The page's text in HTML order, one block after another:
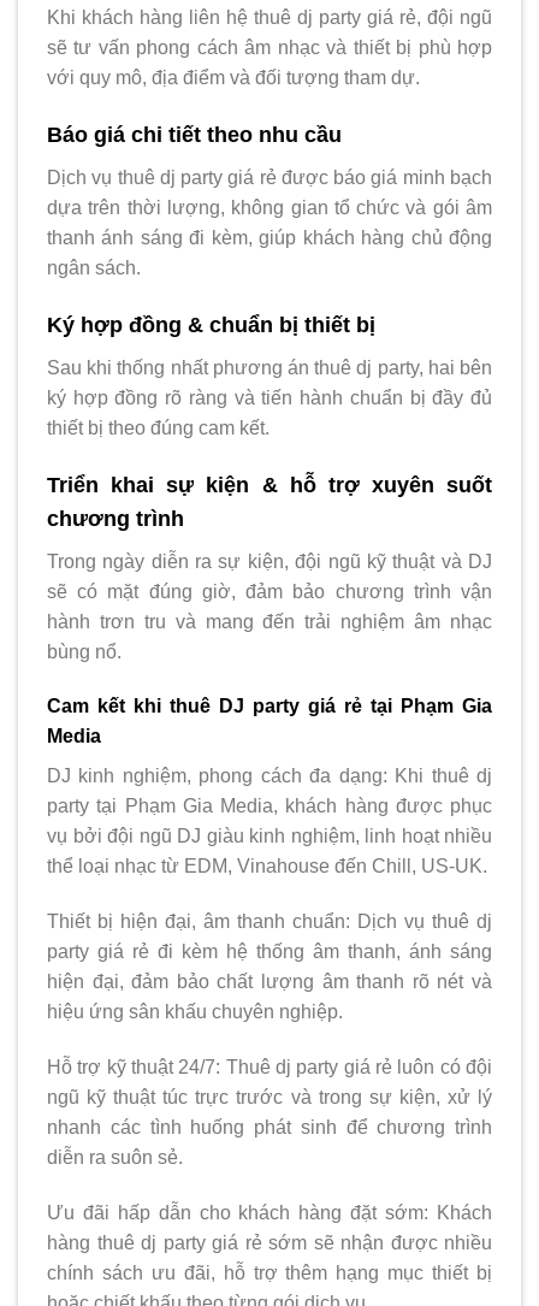
Khi khách hàng liên hệ thuê dj party giá rẻ, đội ngũ
sẽ tư vấn phong cách âm nhạc và thiết bị phù hợp
với quy mô, địa điểm và đối tượng tham dự.
Báo giá chi tiết theo nhu cầu
Dịch vụ thuê dj party giá rẻ được báo giá minh bạch
dựa trên thời lượng, không gian tổ chức và gói âm
thanh ánh sáng đi kèm, giúp khách hàng chủ động
ngân sách.
Ký hợp đồng & chuẩn bị thiết bị
Sau khi thống nhất phương án thuê dj party, hai bên
ký hợp đồng rõ ràng và tiến hành chuẩn bị đầy đủ
thiết bị theo đúng cam kết.
Triển khai sự kiện & hỗ trợ xuyên suốt
chương trình
Trong ngày diễn ra sự kiện, đội ngũ kỹ thuật và DJ
sẽ có mặt đúng giờ, đảm bảo chương trình vận
hành trơn tru và mang đến trải nghiệm âm nhạc
bùng nổ.
Cam kết khi thuê DJ party giá rẻ tại Phạm Gia
Media
DJ kinh nghiệm, phong cách đa dạng: Khi thuê dj
party tại Phạm Gia Media, khách hàng được phục
vụ bởi đội ngũ DJ giàu kinh nghiệm, linh hoạt nhiều
thể loại nhạc từ EDM, Vinahouse đến Chill, US-UK.
Thiết bị hiện đại, âm thanh chuẩn: Dịch vụ thuê dj
party giá rẻ đi kèm hệ thống âm thanh, ánh sáng
hiện đại, đảm bảo chất lượng âm thanh rõ nét và
hiệu ứng sân khấu chuyên nghiệp.
Hỗ trợ kỹ thuật 24/7: Thuê dj party giá rẻ luôn có đội
ngũ kỹ thuật túc trực trước và trong sự kiện, xử lý
nhanh các tình huống phát sinh để chương trình
diễn ra suôn sẻ.
Ưu đãi hấp dẫn cho khách hàng đặt sớm: Khách
hàng thuê dj party giá rẻ sớm sẽ nhận được nhiều
chính sách ưu đãi, hỗ trợ thêm hạng mục thiết bị